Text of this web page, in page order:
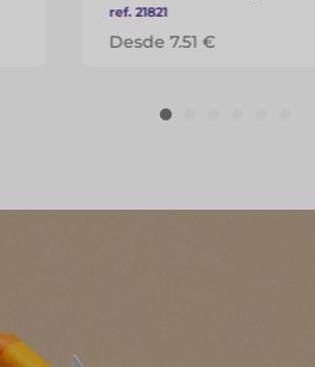
ref. 21821
Desde 7.51 €